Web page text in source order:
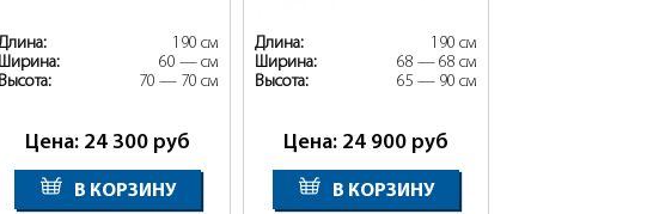
190 см
Ширина:
60 — см
Высота:
70 — 70 см
Цена: 24 300 руб
В КОРЗИНУ
Длина:
190 см
Ширина:
68 — 68 см
Высота:
65 — 90 см
Цена: 24 900 руб
В КОРЗИНУ